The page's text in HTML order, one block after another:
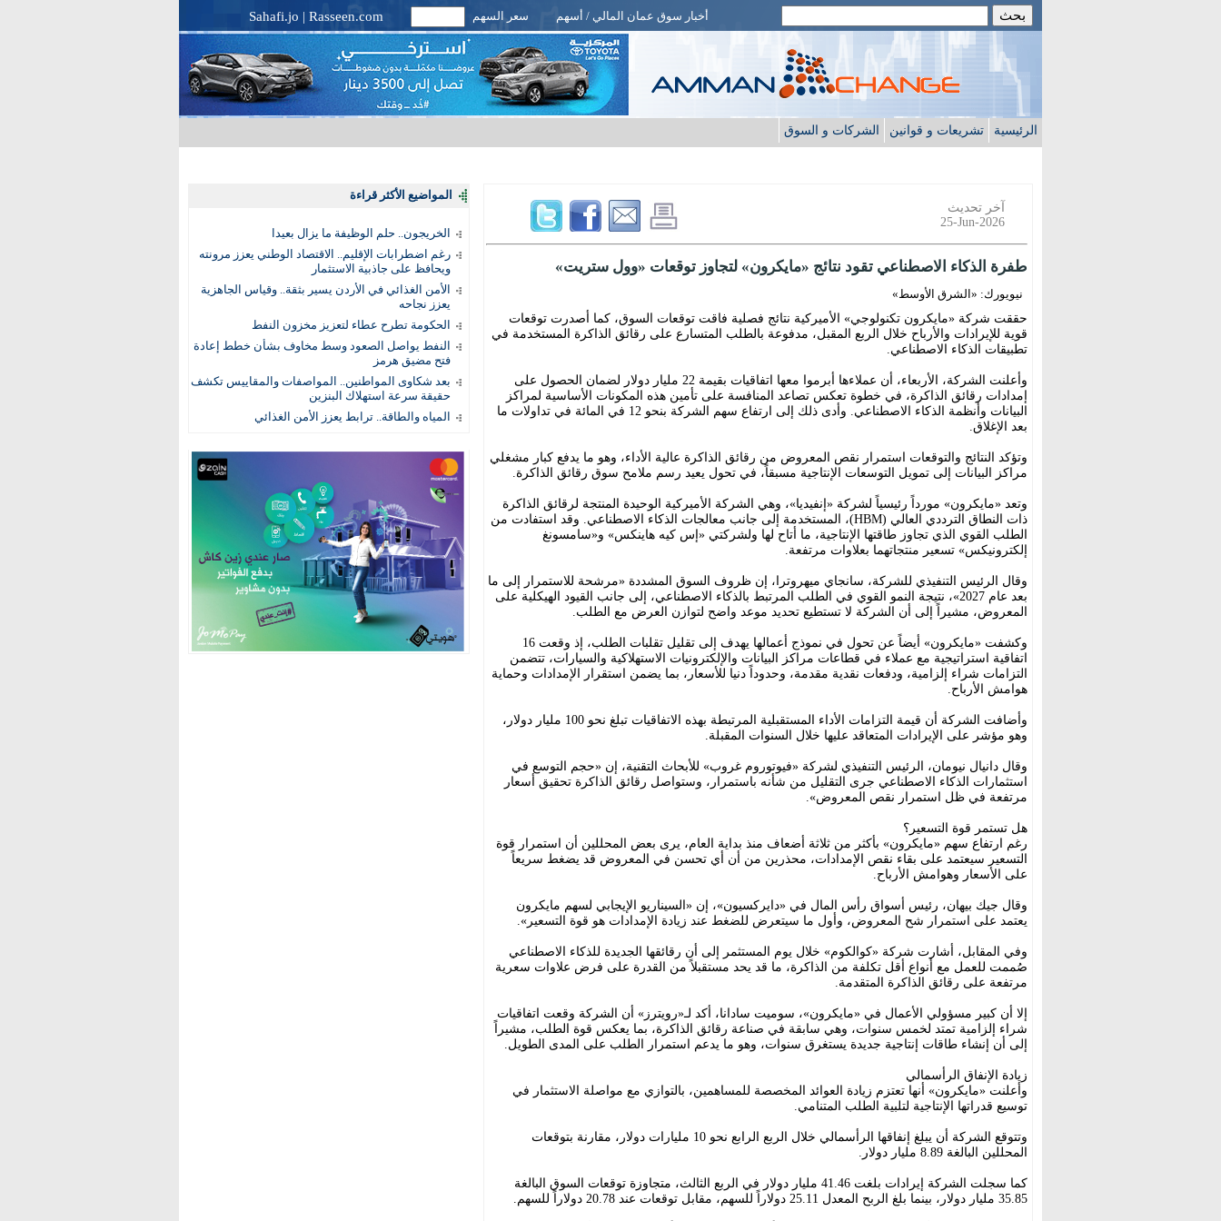
أخبار سوق عمان المالي / أسهم سعر السهم Sahafi.jo | Rasseen.com
الرئيسية تشريعات و قوانين الشركات و السوق
المواضيع الأكثر قراءة
الخريجون.. حلم الوظيفة ما يزال بعيدا
رغم اضطرابات الإقليم.. الاقتصاد الوطني يعزز مرونته
ويحافظ على جاذبية الاستثمار
الأمن الغذائي في الأردن يسير بثقة.. وقياس الجاهزية
يعزز نجاحه
الحكومة تطرح عطاء لتعزيز مخزون النفط
النفط يواصل الصعود وسط مخاوف بشأن خطط إعادة
فتح مضيق هرمز
بعد شكاوى المواطنين.. المواصفات والمقاييس تكشف
حقيقة سرعة استهلاك البنزين
المياه والطاقة.. ترابط يعزز الأمن الغذائي
آخر تحديث
25-Jun-2026
طفرة الذكاء الاصطناعي تقود نتائج «مايكرون» لتجاوز توقعات «وول ستريت»
نيويورك: «الشرق الأوسط»
حققت شركة «مايكرون تكنولوجي» الأميركية نتائج فصلية فاقت توقعات السوق، كما أصدرت توقعات
قوية للإيرادات والأرباح خلال الربع المقبل، مدفوعة بالطلب المتسارع على رقائق الذاكرة المستخدمة في
تطبيقات الذكاء الاصطناعي.
وأعلنت الشركة، الأربعاء، أن عملاءها أبرموا معها اتفاقيات بقيمة 22 مليار دولار لضمان الحصول على
إمدادات رقائق الذاكرة، في خطوة تعكس تصاعد المنافسة على تأمين هذه المكونات الأساسية لمراكز
البيانات وأنظمة الذكاء الاصطناعي. وأدى ذلك إلى ارتفاع سهم الشركة بنحو 12 في المائة في تداولات ما
بعد الإغلاق.
وتؤكد النتائج والتوقعات استمرار نقص المعروض من رقائق الذاكرة عالية الأداء، وهو ما يدفع كبار مشغلي
مراكز البيانات إلى تمويل التوسعات الإنتاجية مسبقاً، في تحول يعيد رسم ملامح سوق رقائق الذاكرة.
وتعد «مايكرون» مورداً رئيسياً لشركة «إنفيديا»، وهي الشركة الأميركية الوحيدة المنتجة لرقائق الذاكرة
ذات النطاق الترددي العالي (HBM)، المستخدمة إلى جانب معالجات الذكاء الاصطناعي. وقد استفادت من
الطلب القوي الذي تجاوز طاقتها الإنتاجية، ما أتاح لها ولشركتي «إس كيه هاينكس» و«سامسونغ
إلكترونيكس» تسعير منتجاتهما بعلاوات مرتفعة.
وقال الرئيس التنفيذي للشركة، سانجاي ميهروترا، إن ظروف السوق المشددة «مرشحة للاستمرار إلى ما
بعد عام 2027»، نتيجة النمو القوي في الطلب المرتبط بالذكاء الاصطناعي، إلى جانب القيود الهيكلية على
المعروض، مشيراً إلى أن الشركة لا تستطيع تحديد موعد واضح لتوازن العرض مع الطلب.
وكشفت «مايكرون» أيضاً عن تحول في نموذج أعمالها يهدف إلى تقليل تقلبات الطلب، إذ وقعت 16
اتفاقية استراتيجية مع عملاء في قطاعات مراكز البيانات والإلكترونيات الاستهلاكية والسيارات، تتضمن
التزامات شراء إلزامية، ودفعات نقدية مقدمة، وحدوداً دنيا للأسعار، بما يضمن استقرار الإمدادات وحماية
هوامش الأرباح.
وأضافت الشركة أن قيمة التزامات الأداء المستقبلية المرتبطة بهذه الاتفاقيات تبلغ نحو 100 مليار دولار،
وهو مؤشر على الإيرادات المتعاقد عليها خلال السنوات المقبلة.
وقال دانيال نيومان، الرئيس التنفيذي لشركة «فيوتوروم غروب» للأبحاث التقنية، إن «حجم التوسع في
استثمارات الذكاء الاصطناعي جرى التقليل من شأنه باستمرار، وستواصل رقائق الذاكرة تحقيق أسعار
مرتفعة في ظل استمرار نقص المعروض».
هل تستمر قوة التسعير؟
رغم ارتفاع سهم «مايكرون» بأكثر من ثلاثة أضعاف منذ بداية العام، يرى بعض المحللين أن استمرار قوة
التسعير سيعتمد على بقاء نقص الإمدادات، محذرين من أن أي تحسن في المعروض قد يضغط سريعاً
على الأسعار وهوامش الأرباح.
وقال جيك بيهان، رئيس أسواق رأس المال في «دايركسيون»، إن «السيناريو الإيجابي لسهم مايكرون
يعتمد على استمرار شح المعروض، وأول ما سيتعرض للضغط عند زيادة الإمدادات هو قوة التسعير».
وفي المقابل، أشارت شركة «كوالكوم» خلال يوم المستثمر إلى أن رقائقها الجديدة للذكاء الاصطناعي
صُممت للعمل مع أنواع أقل تكلفة من الذاكرة، ما قد يحد مستقبلاً من القدرة على فرض علاوات سعرية
مرتفعة على رقائق الذاكرة المتقدمة.
إلا أن كبير مسؤولي الأعمال في «مايكرون»، سوميت سادانا، أكد لـ«رويترز» أن الشركة وقعت اتفاقيات
شراء إلزامية تمتد لخمس سنوات، وهي سابقة في صناعة رقائق الذاكرة، بما يعكس قوة الطلب، مشيراً
إلى أن إنشاء طاقات إنتاجية جديدة يستغرق سنوات، وهو ما يدعم استمرار الطلب على المدى الطويل.
زيادة الإنفاق الرأسمالي
وأعلنت «مايكرون» أنها تعتزم زيادة العوائد المخصصة للمساهمين، بالتوازي مع مواصلة الاستثمار في
توسيع قدراتها الإنتاجية لتلبية الطلب المتنامي.
وتتوقع الشركة أن يبلغ إنفاقها الرأسمالي خلال الربع الرابع نحو 10 مليارات دولار، مقارنة بتوقعات
المحللين البالغة 8.89 مليار دولار.
كما سجلت الشركة إيرادات بلغت 41.46 مليار دولار في الربع الثالث، متجاوزة توقعات السوق البالغة
35.85 مليار دولار، بينما بلغ الربح المعدل 25.11 دولاراً للسهم، مقابل توقعات عند 20.78 دولاراً للسهم.